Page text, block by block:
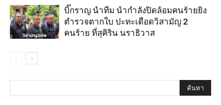
บิ๊กราญ นำทีม นำกำลังปิดล้อมคนร้ายยิง
ตำรวจตากใบ ปะทะเดือดวิสามัญ 2
คนร้าย ที่สุคิริน นราธิวาส